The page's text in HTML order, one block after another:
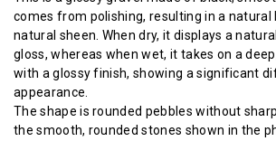
comes from polishing, resulting in a natural
natural sheen. When dry, it displays a
gloss, whereas when wet, it takes on a
with a glossy finish, showing a significant
appearance.
The shape is rounded pebbles without
the smooth, rounded stones shown in the